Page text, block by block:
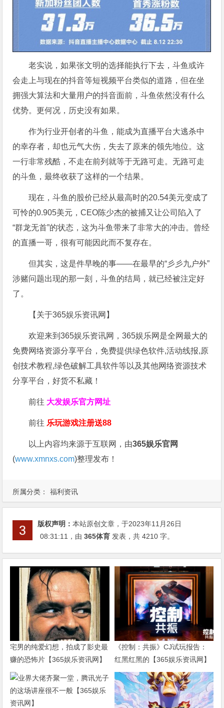
所属分类： 福利资讯
老实说，如果张文明的选择能执行下去，斗鱼或许
会走上与现在的抖音等短视频平台类似的道路，但在坐
拥强大算法和大量用户的抖音面前，斗鱼依然没有什么
优势。更何况，历史没有如果。
作为行业开创者的斗鱼，能成为直播平台大逃杀中
的幸存者，却也元气大伤，失去了原来的领先地位。这
一行非常残酷，不走在前列就等于无路可走。无路可走
的斗鱼，最终收获了这样的一个结果。
现在，斗鱼的股价已经从最高时的20.54美元变成了
可怜的0.905美元，CEO陈少杰的被捕又让公司陷入了
“群龙无首”的状态，这为斗鱼带来了非常大的冲击。曾经
的直播一哥，很有可能因此而不复存在。
但其实，这是件早晚的事——在最早的“彡彡九户外”
涉赌问题出现的那一刻，斗鱼的结局，就已经被注定好
了。
【关于365娱乐资讯网】
欢迎来到365娱乐资讯网，365娱乐网是全网最大的
免费网络资源分享平台，免费提供绿色软件,活动线报,原
创技术教程,绿色破解工具软件等以及其他网络资源技术
分享平台，好货不私藏！
前往 大发娱乐官方网址
前往 乐玩游戏注册送88
以上内容均来源于互联网，由365娱乐官网
(www.xmnxs.com)整理发布！
版权声明：本站原创文章，于2023年11月26日
08:31:11 ，由365体育 发表，共 4210 字。
宅男的纯爱幻想，拍成了影史最
赚的恐怖片【365娱乐资讯网】
《控制：共振》CJ试玩报告：
红黑红黑的【365娱乐资讯网】